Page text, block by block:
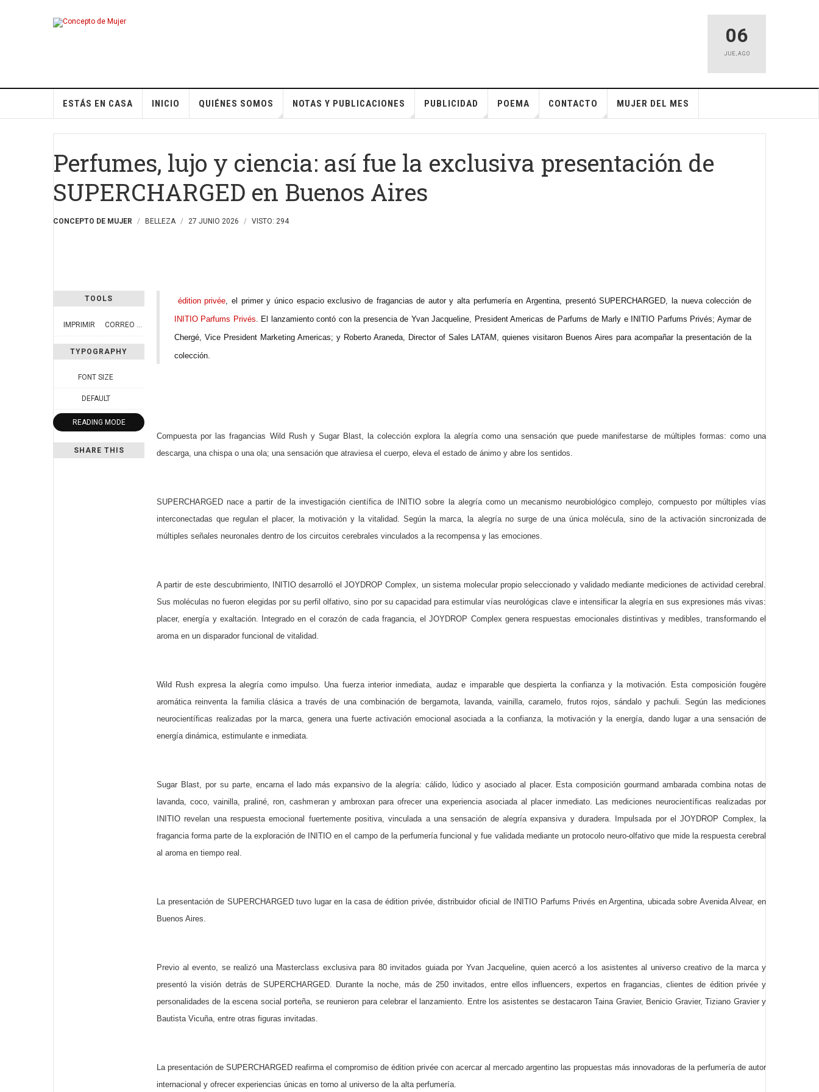
06
JUE , AGO
ESTÁS EN CASA INICIO QUIÉNES SOMOS NOTAS Y PUBLICACIONES PUBLICIDAD POEMA CONTACTO MUJER DEL MES
Perfumes, lujo y ciencia: así fue la exclusiva presentación de
SUPERCHARGED en Buenos Aires
CONCEPTO DE MUJER BELLEZA 27 JUNIO 2026 VISTO: 294
TOOLS
IMPRIMIR CORREO ELECTRÓNICO
TYPOGRAPHY
FONT SIZE
DEFAULT
READING MODE
SHARE THIS
édition privée, el primer y único espacio exclusivo de fragancias de autor y alta perfumería en Argentina, presentó SUPERCHARGED, la nueva colección de
INITIO Parfums Privés. El lanzamiento contó con la presencia de Yvan Jacqueline, President Americas de Parfums de Marly e INITIO Parfums Privés; Aymar de
Chergé, Vice President Marketing Americas; y Roberto Araneda, Director of Sales LATAM, quienes visitaron Buenos Aires para acompañar la presentación de la
colección.
Compuesta por las fragancias Wild Rush y Sugar Blast, la colección explora la alegría como una sensación que puede manifestarse de múltiples formas: como una
descarga, una chispa o una ola; una sensación que atraviesa el cuerpo, eleva el estado de ánimo y abre los sentidos.
SUPERCHARGED nace a partir de la investigación científica de INITIO sobre la alegría como un mecanismo neurobiológico complejo, compuesto por múltiples vías
interconectadas que regulan el placer, la motivación y la vitalidad. Según la marca, la alegría no surge de una única molécula, sino de la activación sincronizada de
múltiples señales neuronales dentro de los circuitos cerebrales vinculados a la recompensa y las emociones.
A partir de este descubrimiento, INITIO desarrolló el JOYDROP Complex, un sistema molecular propio seleccionado y validado mediante mediciones de actividad cerebral.
Sus moléculas no fueron elegidas por su perfil olfativo, sino por su capacidad para estimular vías neurológicas clave e intensificar la alegría en sus expresiones más vivas:
placer, energía y exaltación. Integrado en el corazón de cada fragancia, el JOYDROP Complex genera respuestas emocionales distintivas y medibles, transformando el
aroma en un disparador funcional de vitalidad.
Wild Rush expresa la alegría como impulso. Una fuerza interior inmediata, audaz e imparable que despierta la confianza y la motivación. Esta composición fougère
aromáticareinventa la familia clásica a través de una combinación de bergamota, lavanda, vainilla, caramelo, frutos rojos, sándalo y pachuli. Según las mediciones
neurocientíficas realizadas por la marca, genera una fuerte activación emocional asociada a la confianza, la motivación y la energía, dando lugar a una sensación de
energía dinámica, estimulante e inmediata.
Sugar Blast, por su parte, encarna el lado más expansivo de la alegría: cálido, lúdico y asociado al placer. Esta composición gourmand ambarada combina notas de
lavanda, coco, vainilla, praliné, ron, cashmeran y ambroxan para ofrecer una experiencia asociada al placer inmediato. Las mediciones neurocientíficas realizadas por
INITIO revelan una respuesta emocional fuertemente positiva, vinculada a una sensación de alegría expansiva y duradera. Impulsada por el JOYDROP Complex, la
fragancia forma parte de la exploración de INITIO en el campo de la perfumería funcional y fue validada mediante un protocolo neuro-olfativo que mide la respuesta cerebral
al aroma en tiempo real.
La presentación de SUPERCHARGED tuvo lugar en la casa de édition privée, distribuidor oficial de INITIO Parfums Privés en Argentina, ubicada sobre Avenida Alvear, en
Buenos Aires.
Previo al evento, se realizó una Masterclass exclusiva para 80 invitados guiada por Yvan Jacqueline, quien acercó a los asistentes al universo creativo de la marca y
presentó la visión detrás de SUPERCHARGED. Durante la noche, más de 250 invitados, entre ellos influencers, expertos en fragancias, clientes de édition privée y
personalidades de la escena social porteña, se reunieron para celebrar el lanzamiento. Entre los asistentes se destacaron Taina Gravier, Benicio Gravier, Tiziano Gravier y
Bautista Vicuña, entre otras figuras invitadas.
La presentación de SUPERCHARGED reafirma el compromiso de édition privée con acercar al mercado argentino las propuestas más innovadoras de la perfumería de autor
internacional y ofrecer experiencias únicas en torno al universo de la alta perfumería.